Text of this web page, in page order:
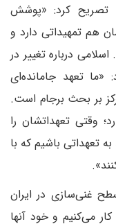
تصریح کرد: «پوشش
هم تمهیداتی دارد و
درباره تغییر در
تعهد جامانده‌ای
بر بحث برجام است.
وقتی تعهداتشان را
تعهداتی باشیم که با
غنی‌سازی در ایران
می‌کنیم و خود آنها